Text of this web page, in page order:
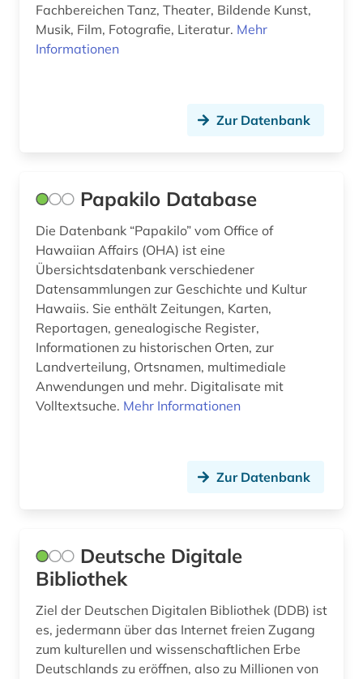
unesco (1)
ungarn (2)
usa (5)
video (2)
viktorianisches zeitalter &lt;1779-1930&gt;
(1)
virginia (1)
volkskunde (1)
vor- und frühgeschichte (1)
weltgeschichte (1)
wirtschaft (13)
wissenschaft (5)
Fachbereichen Tanz, Theater, Bildende Kunst,
Musik, Film, Fotografie, Literatur. Mehr
Informationen
Zur Datenbank
Papakilo Database
Die Datenbank “Papakilo” vom Office of
Hawaiian Affairs (OHA) ist eine
Übersichtsdatenbank verschiedener
Datensammlungen zur Geschichte und Kultur
Hawaiis. Sie enthält Zeitungen, Karten,
Reportagen, genealogische Register,
Informationen zu historischen Orten, zur
Landverteilung, Ortsnamen, multimediale
Anwendungen und mehr. Digitalisate mit
Volltextsuche. Mehr Informationen
Zur Datenbank
Deutsche Digitale
Bibliothek
Ziel der Deutschen Digitalen Bibliothek (DDB) ist
es, jedermann über das Internet freien Zugang
zum kulturellen und wissenschaftlichen Erbe
Deutschlands zu eröffnen, also zu Millionen von